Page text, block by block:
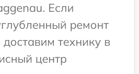
Если
ремонт
технику в
центр